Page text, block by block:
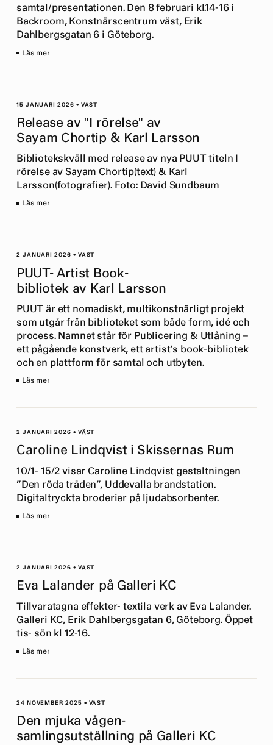
samtal/presentationen. Den 8 februari kl.14-16 i
Backroom, Konstnärscentrum väst, Erik
Dahlbergsgatan 6 i Göteborg.
Läs mer
15 JANUARI 2026 • VÄST
Release av "I rörelse" av
Sayam Chortip & Karl Larsson
Bibliotekskväll med release av nya PUUT titeln I
rörelse av Sayam Chortip(text) & Karl
Larsson(fotografier). Foto: David Sundbaum
Läs mer
2 JANUARI 2026 • VÄST
PUUT- Artist Book-
bibliotek av Karl Larsson
PUUT är ett nomadiskt, multikonstnärligt projekt
som utgår från biblioteket som både form, idé och
process. Namnet står för Publicering & Utlåning –
ett pågående konstverk, ett artist’s book-bibliotek
och en plattform för samtal och utbyten.
Läs mer
2 JANUARI 2026 • VÄST
Caroline Lindqvist i Skissernas Rum
10/1- 15/2 visar Caroline Lindqvist gestaltningen
”Den röda tråden”, Uddevalla brandstation.
Digitaltryckta broderier på ljudabsorbenter.
Läs mer
2 JANUARI 2026 • VÄST
Eva Lalander på Galleri KC
Tillvaratagna effekter- textila verk av Eva Lalander.
Galleri KC, Erik Dahlbergsgatan 6, Göteborg. Öppet
tis- sön kl 12-16.
Läs mer
24 NOVEMBER 2025 • VÄST
Den mjuka vågen-
samlingsutställning på Galleri KC